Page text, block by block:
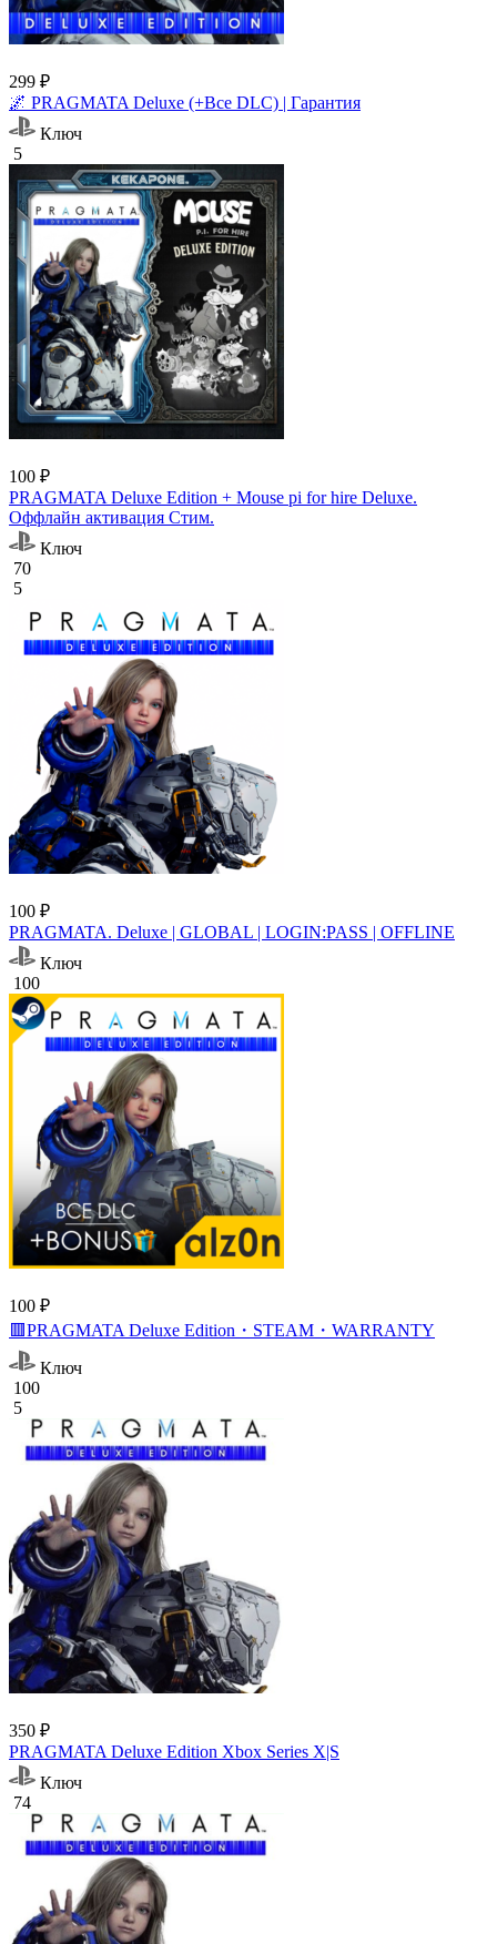
299 ₽
🌌 PRAGMATA Deluxe (+Все DLC) | Гарантия
Ключ
5
100 ₽
PRAGMATA Deluxe Edition + Mouse pi for hire Deluxe.
Оффлайн активация Cтим.
Ключ
70
5
100 ₽
PRAGMATA. Deluxe | GLOBAL | LOGIN:PASS | OFFLINE
Ключ
100
100 ₽
🟥PRAGMATA Deluxe Edition・STEAM・WARRANTY
Ключ
100
5
350 ₽
PRAGMATA Deluxe Edition Xbox Series X|S
Ключ
74